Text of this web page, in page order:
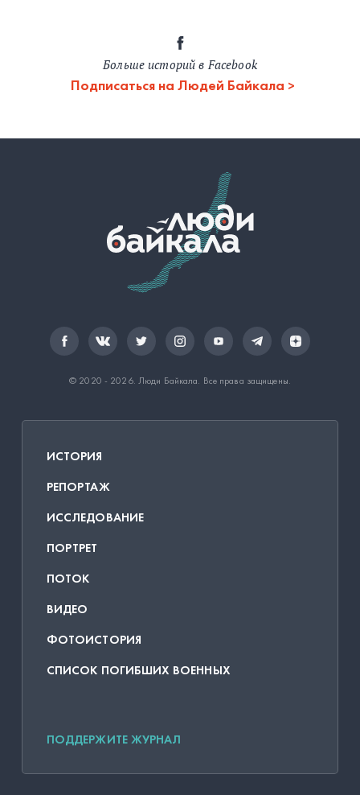
Больше историй в Facebook
Подписаться на Людей Байкала
© 2020 - 2026. Люди Байкала . Все права защищены.
ИСТОРИЯ
РЕПОРТАЖ
ИССЛЕДОВАНИЕ
ПОРТРЕТ
ПОТОК
ВИДЕО
ФОТОИСТОРИЯ
СПИСОК ПОГИБШИХ ВОЕННЫХ
ПОДДЕРЖИТЕ ЖУРНАЛ